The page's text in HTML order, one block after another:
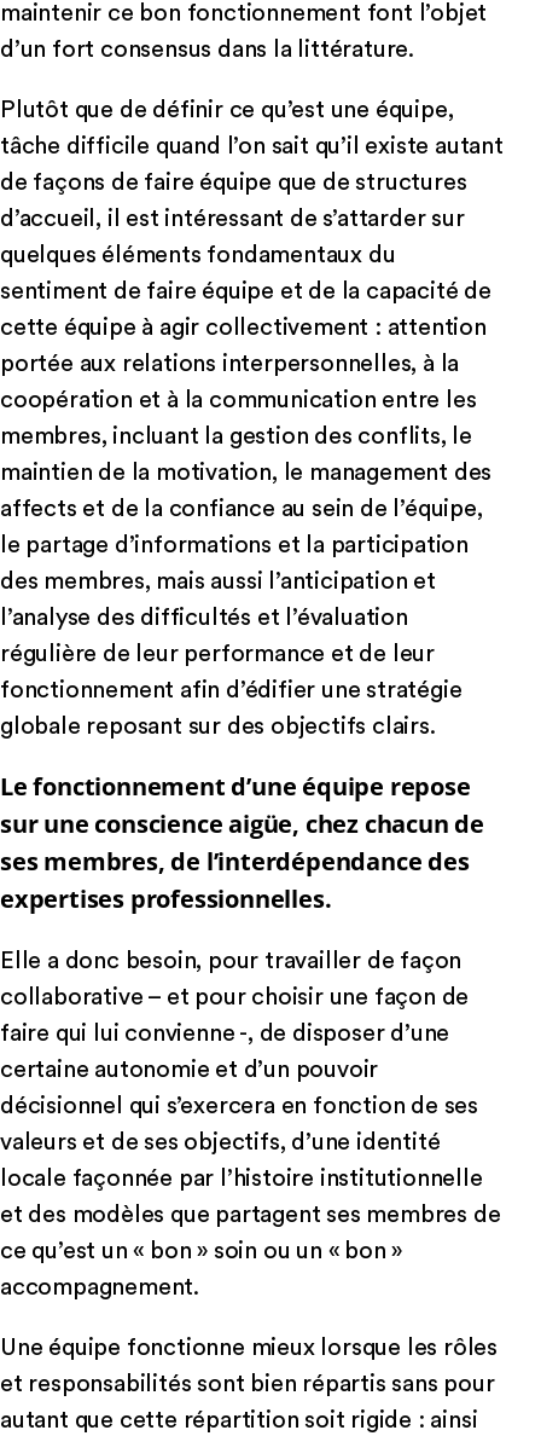
maintenir ce bon fonctionnement font l’objet
d’un fort consensus dans la littérature.
Plutôt que de définir ce qu’est une équipe,
tâche difficile quand l’on sait qu’il existe autant
de façons de faire équipe que de structures
d’accueil, il est intéressant de s’attarder sur
quelques éléments fondamentaux du
sentiment de faire équipe et de la capacité de
cette équipe à agir collectivement : attention
portée aux relations interpersonnelles, à la
coopération et à la communication entre les
membres, incluant la gestion des conflits, le
maintien de la motivation, le management des
affects et de la confiance au sein de l’équipe,
le partage d’informations et la participation
des membres, mais aussi l’anticipation et
l’analyse des difficultés et l’évaluation
régulière de leur performance et de leur
fonctionnement afin d’édifier une stratégie
globale reposant sur des objectifs clairs.
Le fonctionnement d’une équipe repose
sur une conscience aigüe, chez chacun de
ses membres, de l’interdépendance des
expertises professionnelles.
Elle a donc besoin, pour travailler de façon
collaborative – et pour choisir une façon de
faire qui lui convienne -, de disposer d’une
certaine autonomie et d’un pouvoir
décisionnel qui s’exercera en fonction de ses
valeurs et de ses objectifs, d’une identité
locale façonnée par l’histoire institutionnelle
et des modèles que partagent ses membres de
ce qu’est un « bon » soin ou un « bon »
accompagnement.
Une équipe fonctionne mieux lorsque les rôles
et responsabilités sont bien répartis sans pour
autant que cette répartition soit rigide : ainsi